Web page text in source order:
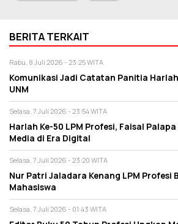
BERITA TERKAIT
Rabu, 8 Juli 2026 - 23:25 WITA
Komunikasi Jadi Catatan Panitia
UNM
Selasa, 7 Juli 2026 - 23:54 WITA
Harlah Ke-50 LPM Profesi, Faisal
Media di Era Digital
Selasa, 7 Juli 2026 - 23:20 WITA
Nur Patri Jaladara Kenang LPM Profesi
Mahasiswa
Selasa, 7 Juli 2026 - 01:43 WITA